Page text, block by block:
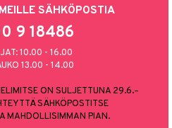
SÄHKÖPOSTIA
9 18486
10.00 - 16.00
13.00 - 14.00
ON SULJETTUNA 29.6.–
SÄHKÖPOSTITSE
MAHDOLLISIMMAN PIAN.